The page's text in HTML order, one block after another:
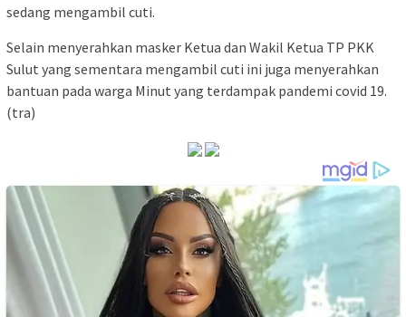
sedang mengambil cuti.
Selain menyerahkan masker Ketua dan Wakil Ketua TP PKK
Sulut yang sementara mengambil cuti ini juga menyerahkan
bantuan pada warga Minut yang terdampak pandemi covid 19.
(tra)